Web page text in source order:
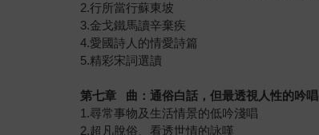
2.行所當行蘇東坡
3.金戈鐵馬讀辛棄疾
4.愛國詩人的情愛詩篇
5.精彩宋詞選讀
第七章 曲：通俗白話，但最透視人性的吟唱
1.尋常事物及生活情景的低吟淺唱
2.超凡脫俗、看透世情的詠嘆